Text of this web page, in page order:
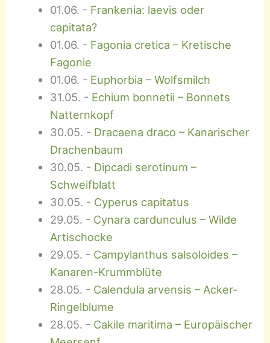
01.06. - Frankenia: laevis oder
capitata?
01.06. - Fagonia cretica – Kretische
Fagonie
01.06. - Euphorbia – Wolfsmilch
31.05. - Echium bonnetii – Bonnets
Natternkopf
30.05. - Dracaena draco – Kanarischer
Drachenbaum
30.05. - Dipcadi serotinum –
Schweifblatt
30.05. - Cyperus capitatus
29.05. - Cynara cardunculus – Wilde
Artischocke
29.05. - Campylanthus salsoloides –
Kanaren-Krummblüte
28.05. - Calendula arvensis – Acker-
Ringelblume
28.05. - Cakile maritima – Europäischer